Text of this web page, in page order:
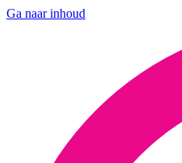
Ga naar inhoud